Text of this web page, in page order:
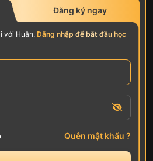
Đăng ký ngay
với Huân. Đăng nhập để bắt đầu học
Quên mật khẩu ?